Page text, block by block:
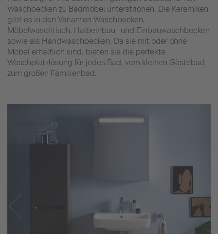
Waschbecken zu Badmöbel unterstrichen. Die Keramiken
gibt es in den Varianten Waschbecken,
Möbelwaschtisch, Halbeinbau- und Einbauwaschbecken
sowie als Handwaschbecken. Da sie mit oder ohne
Möbel erhältlich sind, bieten sie die perfekte
Waschplatzlösung für jedes Bad, vom kleinen Gästebad
zum großen Familienbad.